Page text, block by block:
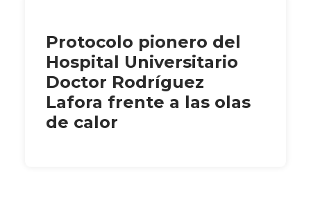
Protocolo pionero del
Hospital Universitario
Doctor Rodríguez
Lafora frente a las olas
de calor